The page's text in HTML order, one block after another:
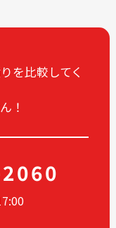
11
09
05
03
11
09
を比較してく
！
:00